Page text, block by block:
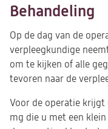
Behandeling
Op de dag van de
verpleegkundige
om te kijken of alle
tevoren naar de
Voor de operatie
mg die u met een